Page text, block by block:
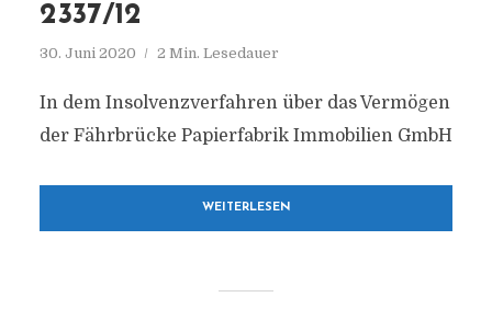
2337/12
30. Juni 2020 2 Min. Lesedauer
In dem Insolvenzverfahren über das Vermögen
der Fährbrücke Papierfabrik Immobilien GmbH
WEITERLESEN